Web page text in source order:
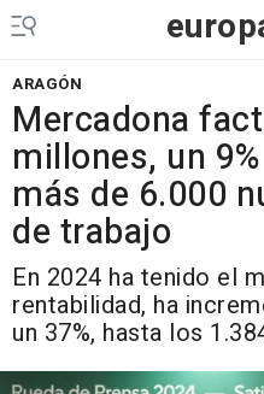
ARAGÓN
Mercadona
millones, un
más de 6.000
de trabajo
En 2024 ha tenido el
rentabilidad, ha
un 37%, hasta los